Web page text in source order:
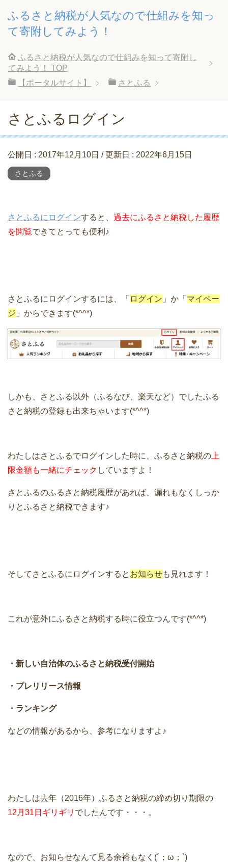
ふるさと納税が人気なので仕組みを知っ
て寄附してみよう！
ふるさと納税が人気なので仕組みを知って寄附し
てみよう！
TOP
【ポータルサイト】
さとふる
さとふるログイン
公開日 : 2017年12月10日 / 更新日 : 2022年6月15日
さとふる
さとふるにログインすると、 過去にふるさと納税した履歴
を閲覧できてとっても便利♪
さとふるにログインするには、「 ログイン 」か「 マイペー
ジ 」からできます(*^^*)
しかも、さとふる以外（ふるなび、楽天など）でしたふる
さと納税の登録も出来ちゃいます(*^^*)
わたしはさとふるでログインした時に、ふるさと納税の 上
限金額も一緒にチェック していますよ！
さとふるのふるさと納税履歴があれば、漏れもなくしっか
りとふるさと納税できます♪
そしてさとふるにログインすると お知らせも見れます！
これが意外にふるさと納税する時に役立つんです(*^^*)
・新しい自治体のふるさと納税受付開始
・プレリリース情報
・ランキング
などの情報があるから、参考になりますよ♪
わたしは去年（2016年）ふるさと納税の締め切り期限の
12月31日ギリギリ でしたんです・・・。
なので、お知らせなんて見る余裕もなく(´；ω；`)